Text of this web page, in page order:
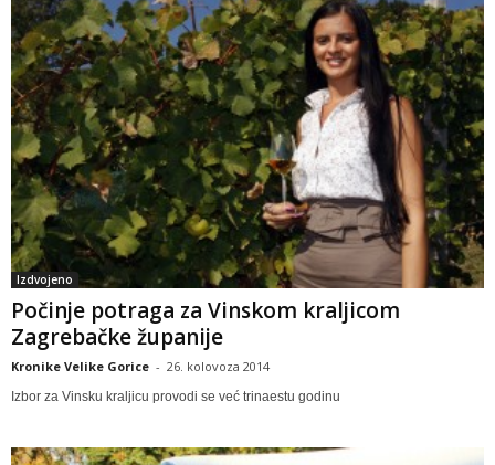
Izdvojeno
Počinje potraga za Vinskom kraljicom
Zagrebačke županije
Kronike Velike Gorice - 26. kolovoza 2014
Izbor za Vinsku kraljicu provodi se već trinaestu godinu